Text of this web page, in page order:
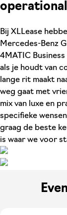
Bij XLLease
Mercedes-Benz
4MATIC
als je houdt van
lange rit maakt
weg gaat met
mix van luxe en
specifieke
graag de beste
is waar we voor